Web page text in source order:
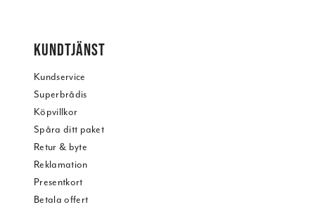
KUNDTJÄNST
Kundservice
Superbrådis
Köpvillkor
Spåra ditt paket
Retur & byte
Reklamation
Presentkort
Betala offert